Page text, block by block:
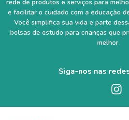
rede de produtos e serviços para
e facilitar o cuidado com a educação
Você simplifica sua vida e parte
bolsas de estudo para crianças que
melhor.
Siga-nos nas